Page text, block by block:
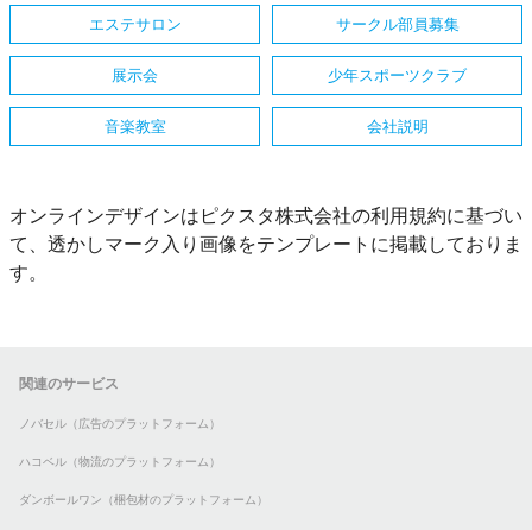
エステサロン サークル部員募集
展示会 少年スポーツクラブ
音楽教室 会社説明
オンラインデザインはピクスタ株式会社の利用規約に基づい
て、透かしマーク入り画像をテンプレートに掲載しておりま
す。
関連のサービス
ノバセル（広告のプラットフォーム）
ハコベル（物流のプラットフォーム）
ダンボールワン（梱包材のプラットフォーム）